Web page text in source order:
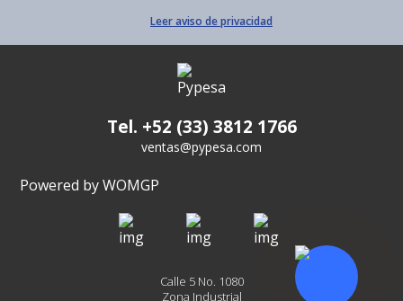
Leer aviso de privacidad
Tel. +52 (33) 3812 1766
ventas@pypesa.com
Powered by WOMGP
Calle 5 No. 1080
Zona Industrial